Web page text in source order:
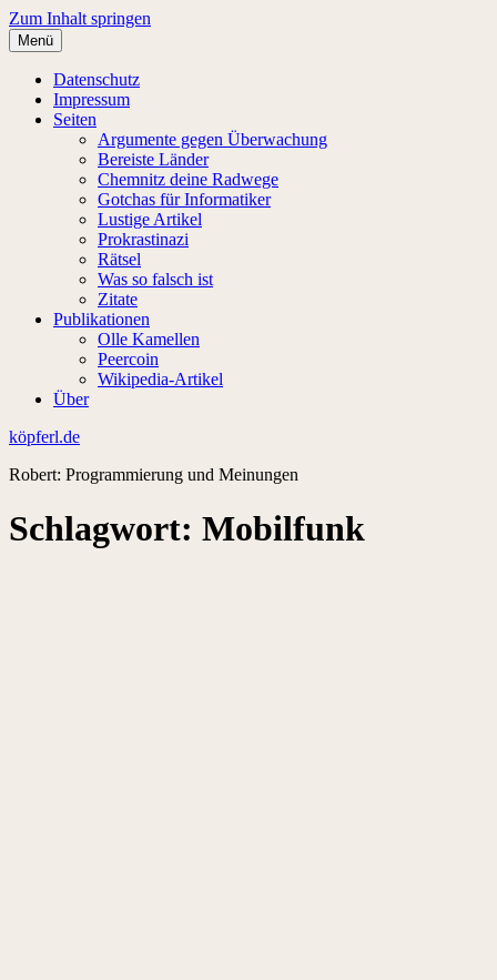
Zum Inhalt springen
Menü
Datenschutz
Impressum
Seiten
Argumente gegen Überwachung
Bereiste Länder
Chemnitz deine Radwege
Gotchas für Informatiker
Lustige Artikel
Prokrastinazi
Rätsel
Was so falsch ist
Zitate
Publikationen
Olle Kamellen
Peercoin
Wikipedia-Artikel
Über
köpferl.de
Robert: Programmierung und Meinungen
Schlagwort: Mobilfunk